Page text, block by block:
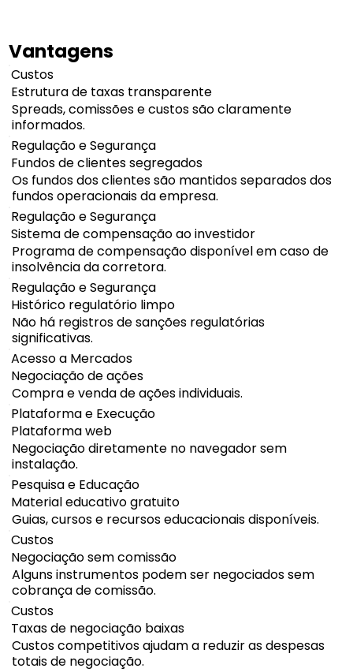
Vantagens
Custos
Estrutura de taxas transparente
Spreads, comissões e custos são claramente
informados.
Regulação e Segurança
Fundos de clientes segregados
Os fundos dos clientes são mantidos separados dos
fundos operacionais da empresa.
Regulação e Segurança
Sistema de compensação ao investidor
Programa de compensação disponível em caso de
insolvência da corretora.
Regulação e Segurança
Histórico regulatório limpo
Não há registros de sanções regulatórias
significativas.
Acesso a Mercados
Negociação de ações
Compra e venda de ações individuais.
Plataforma e Execução
Plataforma web
Negociação diretamente no navegador sem
instalação.
Pesquisa e Educação
Material educativo gratuito
Guias, cursos e recursos educacionais disponíveis.
Custos
Negociação sem comissão
Alguns instrumentos podem ser negociados sem
cobrança de comissão.
Custos
Taxas de negociação baixas
Custos competitivos ajudam a reduzir as despesas
totais de negociação.